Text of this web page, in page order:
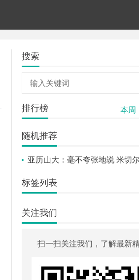
搜索
排行榜 本周
随机推荐
亚历山大：毫不夸张地说 米切
赛表现最出色的球员
标签列表
关注我们
扫一扫关注我们，了解最新